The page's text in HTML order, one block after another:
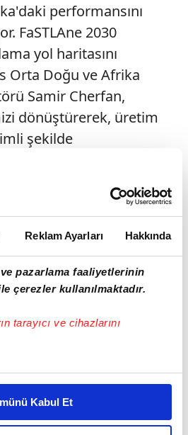
Reklam Ayarları Hakkında
pazarlama faaliyetlerinin
çerezler kullanılmaktadır.
tarayıcı ve cihazlarını
halinde sizlere özel
yaşatabiliriz. Bunu yaparken
bir reklam deneyimi sunmak
Kabul Et
performansını
FaSTLAne 2030
yol haritasını
Orta Doğu ve Afrika
Samir Cherfan,
dönüştürerek, üretim
şekilde
tüm potansiyelini
uygulama sürecimizi